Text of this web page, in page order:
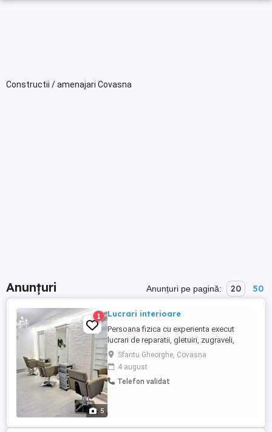
Constructii / amenajari Covasna
Anunțuri Anunțuri pe pagină: 20 50
5
1 Lucrari interioare
Persoana fizica cu experienta execut
lucrari de reparatii, gletuiri, zugraveli,
tapet, curat si la preturi decente.
Sfantu Gheorghe, Covasna
4 august
Telefon validat